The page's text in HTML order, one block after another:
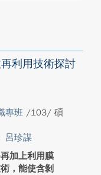
利用技術探討
專班 /103/ 碩
呂珍謀
加上利用膜
，能使含剝